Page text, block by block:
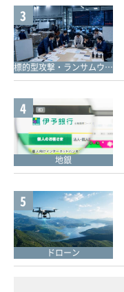
3
標的型攻撃・ランサムウェア対策
4
地銀
5
ドローン